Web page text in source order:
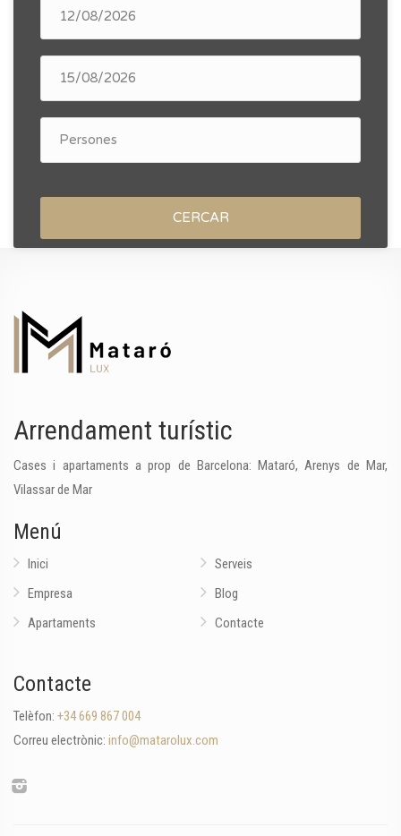
CERCAR
Arrendament turístic
Cases i apartaments a prop de Barcelona: Mataró, Arenys de Mar,
Vilassar de Mar
Menú
Inici
Empresa
Apartaments
Serveis
Blog
Contacte
Contacte
Telèfon: +34 669 867 004
Correu electrònic: info@matarolux.com